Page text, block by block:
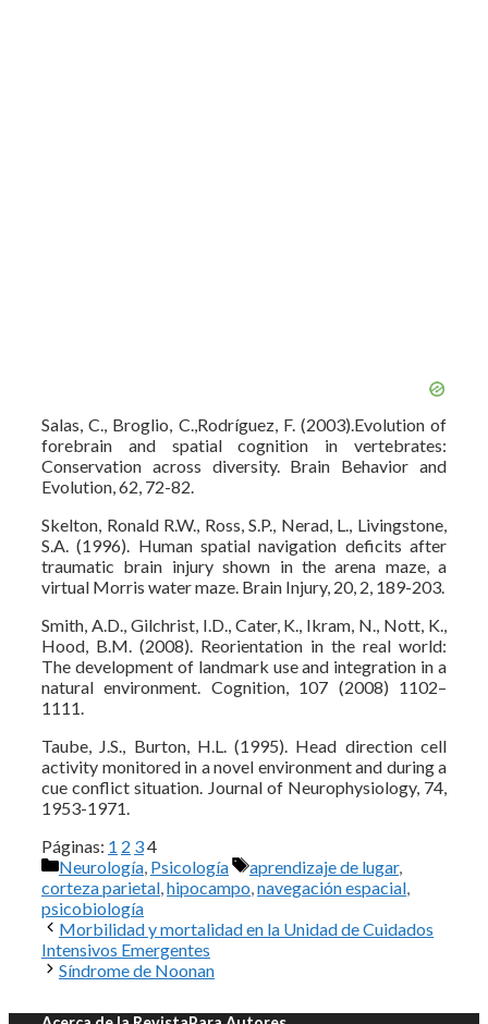
Salas, C., Broglio, C.,Rodríguez, F. (2003).Evolution of
forebrain and spatial cognition in vertebrates:
Conservation across diversity. Brain Behavior and
Evolution, 62, 72-82.
Skelton, Ronald R.W., Ross, S.P., Nerad, L., Livingstone,
S.A. (1996). Human spatial navigation deficits after
traumatic brain injury shown in the arena maze, a
virtual Morris water maze. Brain Injury, 20, 2, 189-203.
Smith, A.D., Gilchrist, I.D., Cater, K., Ikram, N., Nott, K.,
Hood, B.M. (2008). Reorientation in the real world:
The development of landmark use and integration in a
natural environment. Cognition, 107 (2008) 1102–
1111.
Taube, J.S., Burton, H.L. (1995). Head direction cell
activity monitored in a novel environment and during a
cue conflict situation. Journal of Neurophysiology, 74,
1953-1971.
Páginas: 1 2 34
Categorías
Neurología Psicología Etiquetas
aprendizaje de lugar,
corteza parietal hipocampo navegación espacial
psicobiología
Morbilidad y mortalidad en la Unidad de Cuidados
Intensivos Emergentes
Síndrome de Noonan